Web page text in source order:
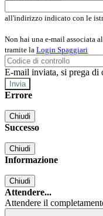
all'indirizzo indicato con le
Non hai una e-mail associata
tramite la Login Spaggiari
E-mail inviata, si prega di
Errore
Chiudi
Successo
Chiudi
Informazione
Chiudi
Attendere...
Attendere il